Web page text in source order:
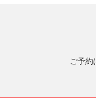
ご予約